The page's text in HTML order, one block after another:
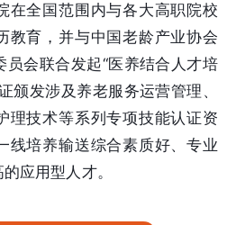
在全国范围内与各大高职院校
教育，并与中国老龄产业协会
员会联合发起“医养结合人才培
颁发涉及养老服务运营管理、
理技术等系列专项技能认证资
线培养输送综合素质好、专业
应用型人才。